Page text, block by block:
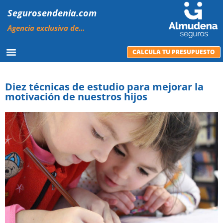
Segurosendenia.com
Agencia exclusiva de...
CALCULA TU PRESUPUESTO
Diez técnicas de estudio para mejorar la
motivación de nuestros hijos